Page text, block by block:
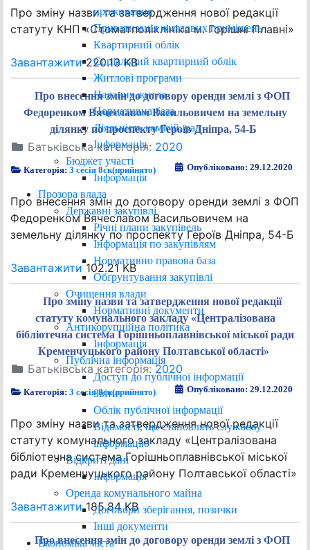
проживання
Приватизація житлових приміщень
Квартирний облік
Соціальний квартирний облік
Житлові програми
Надання житла
Нормативна база
Діяльність комісій, рад
Інформація
Бюджет участі
Інформація
Прозора влада
Державні закупівлі
Річні плани закупівель
Інформація по закупівлям
Нормативно правова база
Обґрунтування закупівлі
Очищення влади
Нормативні документи
Антикорупційна політика
Інформація
Публічна інформація
Доступ до публічної інформації
Звіти
Облік публічної інформації
Відомості, що становлять службову
інформацію
Відкриті дані
Інформація
Оренда комунального майна
Договори зберігання, позички
Інші документи
Економіка міста
Про зміну назви та затвердження нової редакції
статуту КНП «Стоматполіклініка м. Горішні Плавні»
Завантажити220.13 KB
Про внесення змін до договору оренди землі з ФОП
Федоренком Вячеславом Васильовичем на земельну
ділянку по проспекту Героїв Дніпра, 54-Б
Батьківська категорія: 2020
Категорія:3 сесія 8ск(прийнято) Опубліковано: 29.12.2020
Про внесення змін до договору оренди землі з ФОП
Федоренком Вячеславом Васильовичем на
земельну ділянку по проспекту Героїв Дніпра, 54-Б
Завантажити 102.21 KB
Про зміну назви та затвердження нової редакції
статуту комунального закладу «Централізована
бібліотечна система Горішньоплавнівської міської ради
Кременчуцького району Полтавської області»
Батьківська категорія: 2020
Категорія:3 сесія 8ск(прийнято) Опубліковано: 29.12.2020
Про зміну назви та затвердження нової редакції
статуту комунального закладу «Централізована
бібліотечна система Горішньоплавнівської міської
ради Кременчуцького району Полтавської області»
Завантажити185.84 KB
Про внесення змін до договору оренди землі з ФОП